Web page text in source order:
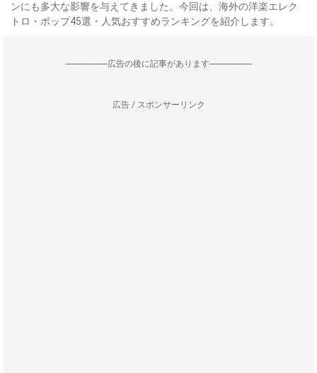
ンにも多大な影響を与えてきました。今回は、海外の洋楽エレク
トロ・ポップ45選・人気おすすめランキングを紹介します。
--------------------広告の後に記事があります--------------------
広告 / スポンサーリンク